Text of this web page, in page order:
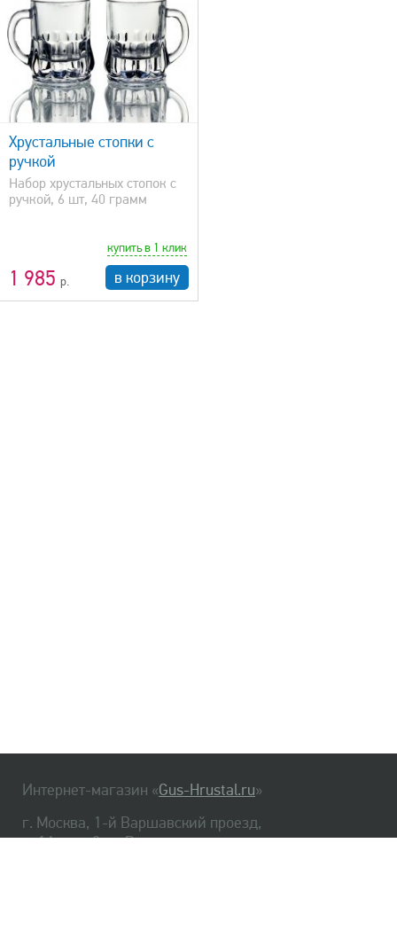
Хрустальные стопки с
ручкой
Набор хрустальных стопок с
ручкой, 6 шт, 40 грамм
1 985
купить в 1 клик
в корзину
Интернет-магазин «Gus-Hrustal.ru»
г. Москва, 1-й Варшавский проезд,
д. 1А, стр. 3, м. Варшавская